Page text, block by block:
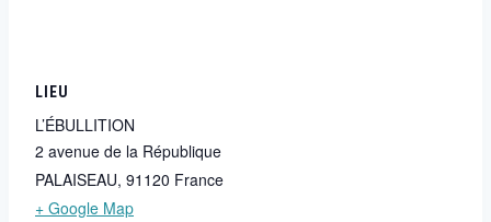
LIEU
L’ÉBULLITION
2 avenue de la République
PALAISEAU, 91120 France
+ Google Map